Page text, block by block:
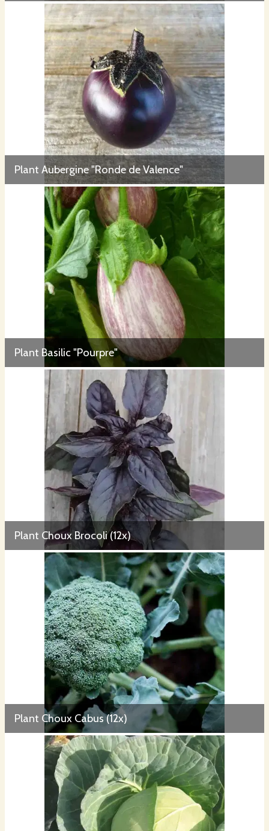
Plant Aubergine "Ronde de Valence"
Plant Basilic "Pourpre"
Plant Choux Brocoli (12x)
Plant Choux Cabus (12x)